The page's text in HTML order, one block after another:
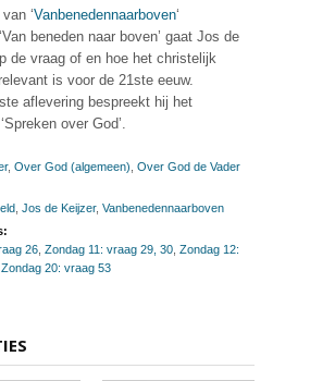
‘Vanbenedennaarboven‘
beneden naar boven’ gaat Jos de
de vraag of en hoe het christelijk
is voor de 21ste eeuw.
aflevering bespreekt hij het
over God’.
, Over God (algemeen) Over God de Vader
Jos de Keijzer, Vanbenedennaarboven
26 Zondag 11: vraag 29, 30 Zondag 12:
Zondag 20: vraag 53